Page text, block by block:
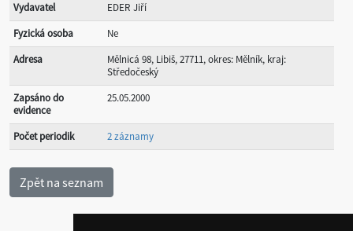
Vydavatel
EDER Jiří
Fyzická osoba
Ne
Adresa
Mělnicá 98, Libiš, 27711, okres: Mělník, kraj:
Středočeský
Zapsáno do
evidence
25.05.2000
Počet periodik 2 záznamy